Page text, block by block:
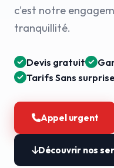
c'est notre
tranquillité.
Devis gratuit
Tarifs Sans surprise
Appel urgent
Découvrir nos